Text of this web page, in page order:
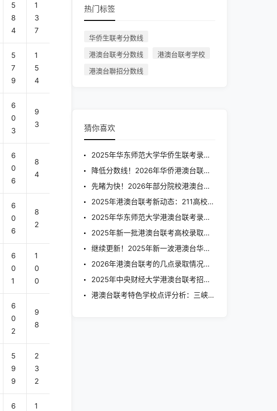
5
8
4
1
3
7
5
7
9
1
5
4
6
0
3
9
3
6
0
6
8
4
6
0
6
8
2
6
0
1
1
0
0
6
0
2
9
8
5
9
9
2
3
2
6
1
热门标签
华侨生联考分数线
港澳台联考分数线
港澳台联考学校
港澳台聨招分数线
猜你喜欢
2025年华东师范大学华侨生联考录取情况来啦
降低分数线！2026年华侨港澳台联考分数统计分析
先睹为快！2026年部分院校港澳台联考录取分数线出炉！
2025年港澳台联考新动态：211高校录取分数抢先看！
2025年华东师范大学港澳台联考录取情况来啦
2025年新一批港澳台联考高校录取分数线来啦
继续更新！2025年新一波港澳台华侨生联考录取分数线来咯
2026年港澳台联考的几点录取情况分享
2025年中央财经大学港澳台联考招生情况细致分析来啦
港澳台联考特色学校点评分析：三峡大学与中北大学